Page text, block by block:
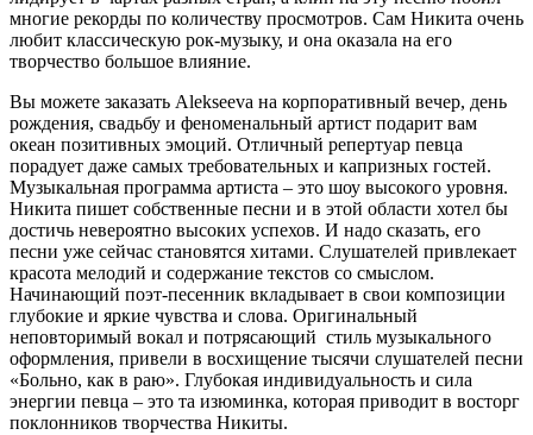
многие рекорды по количеству просмотров. Сам Никита очень
любит классическую рок-музыку, и она оказала на его
творчество большое влияние.
Вы можете заказать Alekseeva на корпоративный вечер, день
рождения, свадьбу и феноменальный артист подарит вам
океан позитивных эмоций. Отличный репертуар певца
порадует даже самых требовательных и капризных гостей.
Музыкальная программа артиста – это шоу высокого уровня.
Никита пишет собственные песни и в этой области хотел бы
достичь невероятно высоких успехов. И надо сказать, его
песни уже сейчас становятся хитами. Слушателей привлекает
красота мелодий и содержание текстов со смыслом.
Начинающий поэт-песенник вкладывает в свои композиции
глубокие и яркие чувства и слова. Оригинальный
неповторимый вокал и потрясающий стиль музыкального
оформления, привели в восхищение тысячи слушателей песни
«Больно, как в раю». Глубокая индивидуальность и сила
энергии певца – это та изюминка, которая приводит в восторг
поклонников творчества Никиты.